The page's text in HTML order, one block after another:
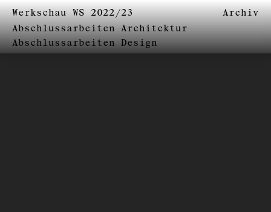
Werkschau WS 2022/23
Abschlussarbeiten Architektur
Abschlussarbeiten Design
Archiv